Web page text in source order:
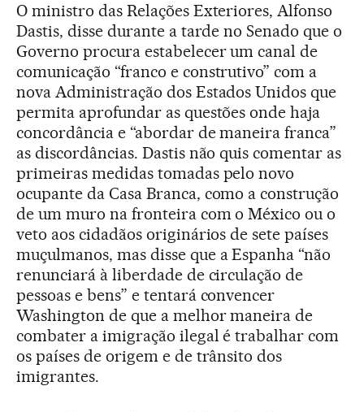
O ministro das Relações Exteriores, Alfonso
Dastis, disse durante a tarde no Senado que o
Governo procura estabelecer um canal de
comunicação “franco e construtivo” com a
nova Administração dos Estados Unidos que
permita aprofundar as questões onde haja
concordância e “abordar de maneira franca”
as discordâncias. Dastis não quis comentar as
primeiras medidas tomadas pelo novo
ocupante da Casa Branca, como a construção
de um muro na fronteira com o México ou o
veto aos cidadãos originários de sete países
muçulmanos, mas disse que a Espanha “não
renunciará à liberdade de circulação de
pessoas e bens” e tentará convencer
Washington de que a melhor maneira de
combater a imigração ilegal é trabalhar com
os países de origem e de trânsito dos
imigrantes.